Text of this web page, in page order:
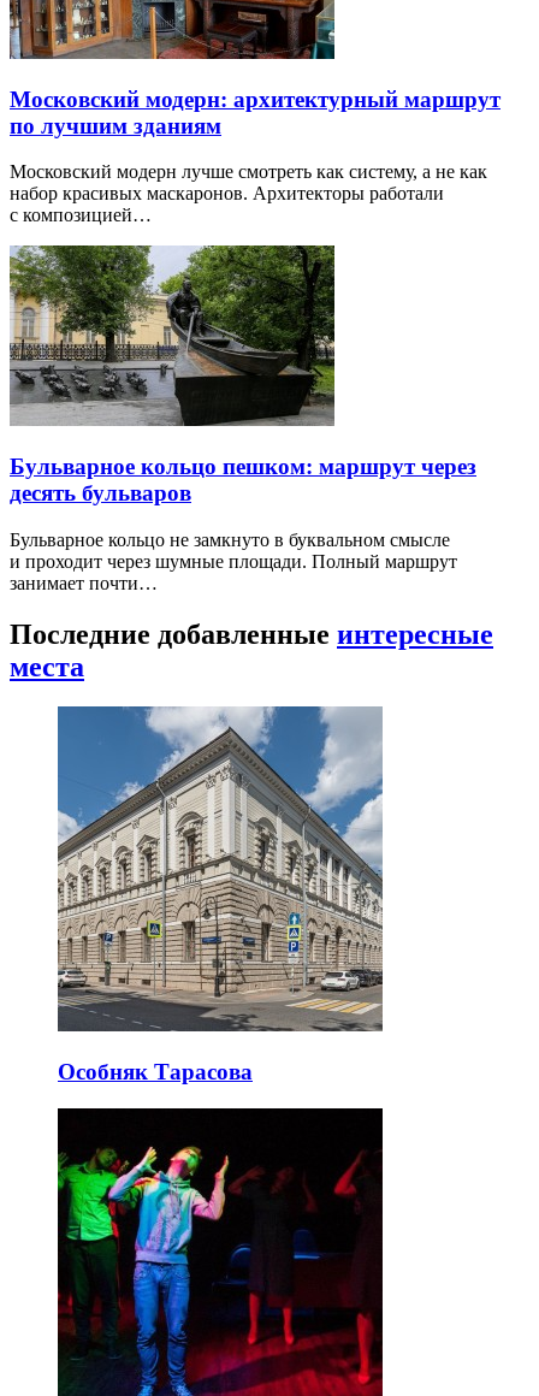
Московский модерн: архитектурный маршрут
по лучшим зданиям
Московский модерн лучше смотреть как систему, а не как
набор красивых маскаронов. Архитекторы работали
с композицией…
Бульварное кольцо пешком: маршрут через
десять бульваров
Бульварное кольцо не замкнуто в буквальном смысле
и проходит через шумные площади. Полный маршрут
занимает почти…
Последние добавленные интересные
места
Особняк Тарасова